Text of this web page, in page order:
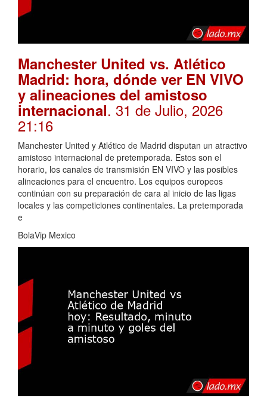
Manchester United vs. Atlético
Madrid: hora, dónde ver EN VIVO
y alineaciones del amistoso
internacional. 31 de Julio, 2026
21:16
Manchester United y Atlético de Madrid disputan un atractivo
amistoso internacional de pretemporada. Estos son el
horario, los canales de transmisión EN VIVO y las posibles
alineaciones para el encuentro. Los equipos europeos
continúan con su preparación de cara al inicio de las ligas
locales y las competiciones continentales. La pretemporada
e
BolaVip Mexico